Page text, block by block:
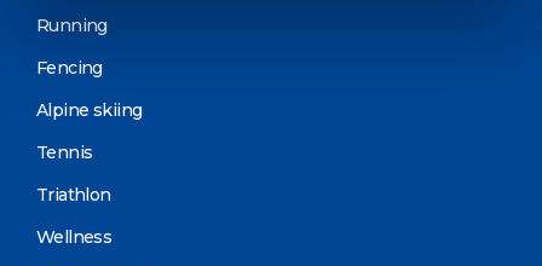
Running
Fencing
Alpine skiing
Tennis
Triathlon
Wellness